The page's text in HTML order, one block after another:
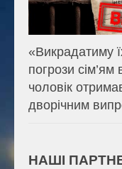
«Викрадатиму
погрози сім’ям
чоловік
дворічним
НАШІ